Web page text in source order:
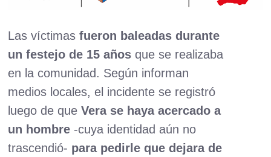
Las víctimas fueron baleadas durante
un festejo de 15 años que se realizaba
en la comunidad. Según informan
medios locales, el incidente se registró
luego de queVera se haya acercado a
un hombre -cuya identidad aún no
trascendió- para pedirle que dejara de